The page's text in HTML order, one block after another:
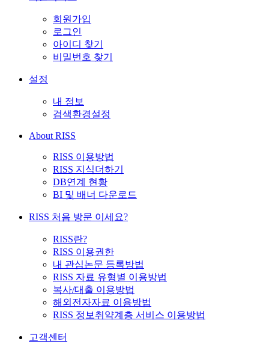
회원가입
로그인
아이디 찾기
비밀번호 찾기
설정
내 정보
검색환경설정
About RISS
RISS 이용방법
RISS 지식더하기
DB연계 현황
BI 및 배너 다운로드
RISS 처음 방문 이세요?
RISS란?
RISS 이용권한
내 관심논문 등록방법
RISS 자료 유형별 이용방법
복사/대출 이용방법
해외전자자료 이용방법
RISS 정보취약계층 서비스 이용방법
고객센터